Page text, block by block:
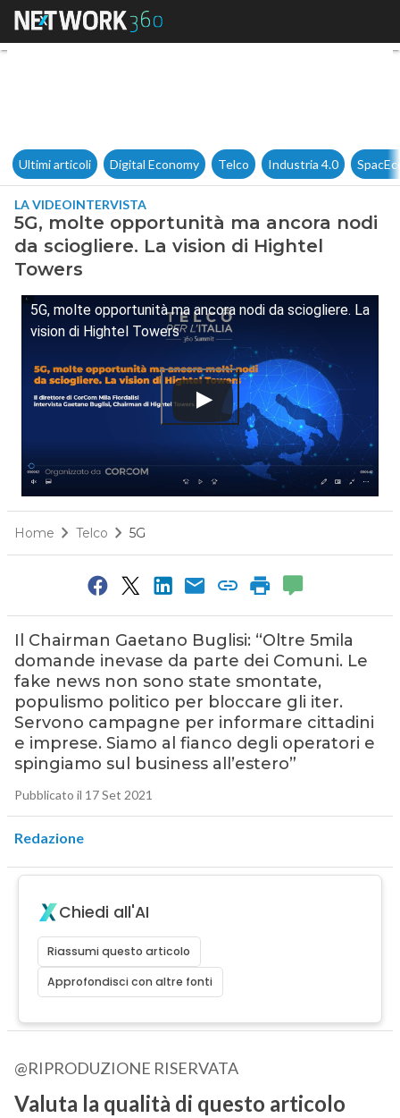
5G, molte opportunità ma
Ultimi articoli Digital Economy Telco Industria 4.0
LA VIDEOINTERVISTA
5G, molte opportunità ma ancora nodi
da sciogliere. La vision di Hightel
Towers
5G, molte opportunità ma ancora nodi da sciogliere. La
vision di Hightel Towers
Home Telco 5G
Il Chairman Gaetano Buglisi: “Oltre 5mila
domande inevase da parte dei Comuni. Le
fake news non sono state smontate,
populismo politico per bloccare gli iter.
Servono campagne per informare cittadini
e imprese. Siamo al fianco degli operatori e
spingiamo sul business all’estero”
Pubblicato il 17 Set 2021
Redazione
Chiedi all'AI
Riassumi questo articolo
Approfondisci con altre fonti
@RIPRODUZIONE RISERVATA
Valuta la qualità di questo articolo